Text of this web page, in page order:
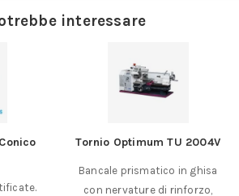
interessare
Tornio Optimum TU 2004V
Bancale prismatico in ghisa
con nervature di rinforzo,